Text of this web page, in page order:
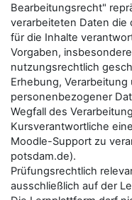
Bearbeitungsrecht"
verarbeiteten Daten die
für die Inhalte
Vorgaben,
nutzungsrechtlich
Erhebung,
personenbezogener
Wegfall des
Kursverantwortliche
Moodle-Support zu
potsdam.de).
Prüfungsrechtlich
ausschließlich auf der